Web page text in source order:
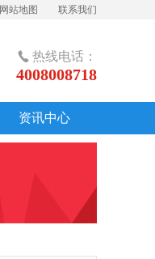
网站地图 联系我们
 热线电话：
4008008718
资讯中心